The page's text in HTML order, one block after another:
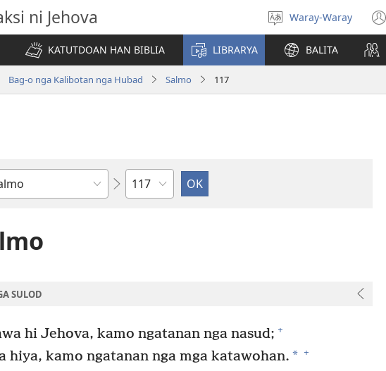
ni Jehova
Pagpili
hin
yinaknan
Waray-Waray
KATUTDOAN HAN BIBLIA LIBRARYA BALITA
Bag-o nga Kalibotan nga Hubad Salmo 117
Kapitulo
SULOD
hi Jehova, kamo ngatanan nga nasud; +
hiya, kamo ngatanan nga mga katawohan. * +